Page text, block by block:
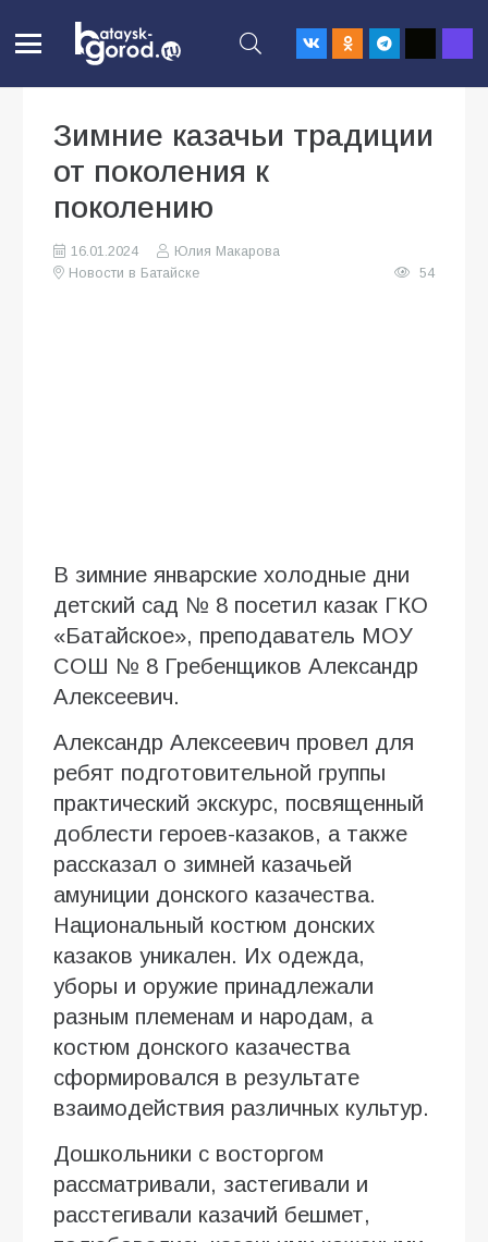
Зимние казачьи традиции
от поколения к
поколению
16.01.2024
Юлия Макарова
Новости в Батайске
54
В зимние январские холодные дни
детский сад № 8 посетил казак ГКО
«Батайское», преподаватель МОУ
СОШ № 8 Гребенщиков Александр
Алексеевич.
Александр Алексеевич провел для
ребят подготовительной группы
практический экскурс, посвященный
доблести героев-казаков, а также
рассказал о зимней казачьей
амуниции донского казачества.
Национальный костюм донских
казаков уникален. Их одежда,
уборы и оружие принадлежали
разным племенам и народам, а
костюм донского казачества
сформировался в результате
взаимодействия различных культур.
Дошкольники с восторгом
рассматривали, застегивали и
расстегивали казачий бешмет,